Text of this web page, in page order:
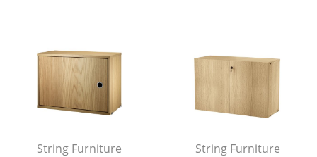
Akkuleuchten
... alle Leuchten
Betten
String Furniture String Furniture